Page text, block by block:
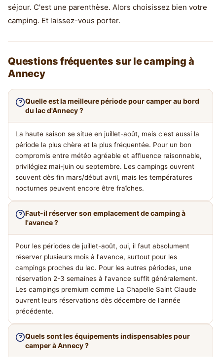
séjour. C'est une parenthèse. Alors choisissez bien votre
camping. Et laissez-vous porter.
Questions fréquentes sur le camping à
Annecy
Quelle est la meilleure période pour camper au bord
du lac d'Annecy ?
La haute saison se situe en juillet-août, mais c'est aussi la
période la plus chère et la plus fréquentée. Pour un bon
compromis entre météo agréable et affluence raisonnable,
privilégiez mai-juin ou septembre. Les campings ouvrent
souvent dès fin mars/début avril, mais les températures
nocturnes peuvent encore être fraîches.
Faut-il réserver son emplacement de camping à
l'avance ?
Pour les périodes de juillet-août, oui, il faut absolument
réserver plusieurs mois à l'avance, surtout pour les
campings proches du lac. Pour les autres périodes, une
réservation 2-3 semaines à l'avance suffit généralement.
Les campings premium comme La Chapelle Saint Claude
ouvrent leurs réservations dès décembre de l'année
précédente.
Quels sont les équipements indispensables pour
camper à Annecy ?